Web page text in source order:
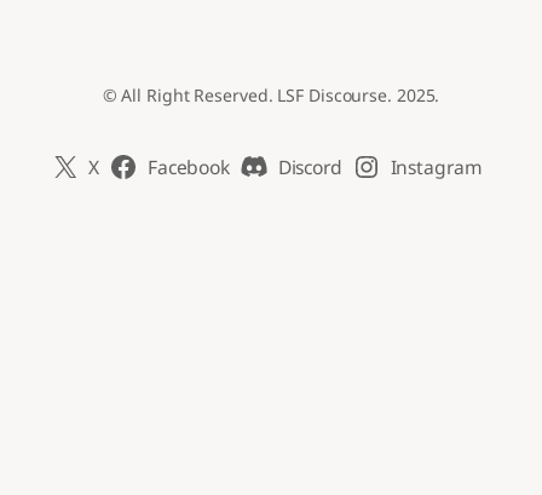
© All Right Reserved. LSF Discourse. 2025.
X Facebook Discord Instagram